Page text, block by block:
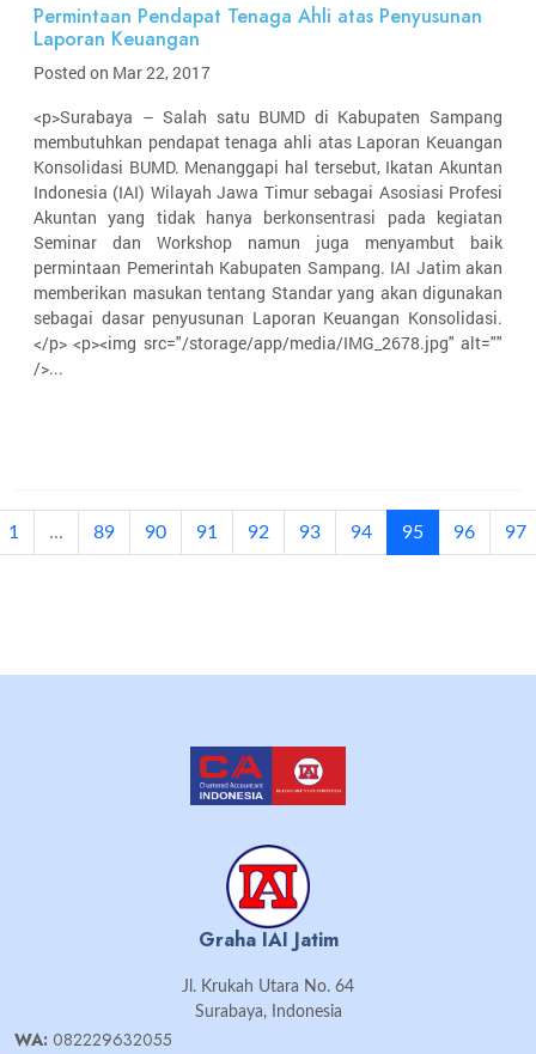
Permintaan Pendapat Tenaga Ahli atas Penyusunan
Laporan Keuangan
Posted on Mar 22, 2017
<p>Surabaya – Salah satu BUMD di Kabupaten Sampang
membutuhkan pendapat tenaga ahli atas Laporan Keuangan
Konsolidasi BUMD. Menanggapi hal tersebut, Ikatan Akuntan
Indonesia (IAI) Wilayah Jawa Timur sebagai Asosiasi Profesi
Akuntan yang tidak hanya berkonsentrasi pada kegiatan
Seminar dan Workshop namun juga menyambut baik
permintaan Pemerintah Kabupaten Sampang. IAI Jatim akan
memberikan masukan tentang Standar yang akan digunakan
sebagai dasar penyusunan Laporan Keuangan Konsolidasi.
</p> <p><img src="/storage/app/media/IMG_2678.jpg" alt=""
/>...
1 ... 89 90 91 92 93 94 95(current)
96 97
Graha IAI Jatim
Jl. Krukah Utara No. 64
Surabaya, Indonesia
WA: 082229632055